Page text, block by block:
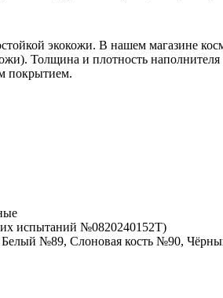
экокожи. В нашем магазине
Толщина и плотность
покрытием.
испытаний №0820240152Т)
№89, Слоновая кость №90,